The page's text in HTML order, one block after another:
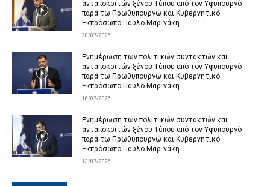
ανταποκριτών ξένου Τύπου από τον Υφυπουργό
παρά τω Πρωθυπουργώ και Κυβερνητικό
Εκπρόσωπο Παύλο Μαρινάκη
20/07/2026
Ενημέρωση των πολιτικών συντακτών και
ανταποκριτών ξένου Τύπου από τον Υφυπουργό
παρά τω Πρωθυπουργώ και Κυβερνητικό
Εκπρόσωπο Παύλο Μαρινάκη
16/07/2026
Ενημέρωση των πολιτικών συντακτών και
ανταποκριτών ξένου Τύπου από τον Υφυπουργό
παρά τω Πρωθυπουργώ και Κυβερνητικό
Εκπρόσωπο Παύλο Μαρινάκη
13/07/2026